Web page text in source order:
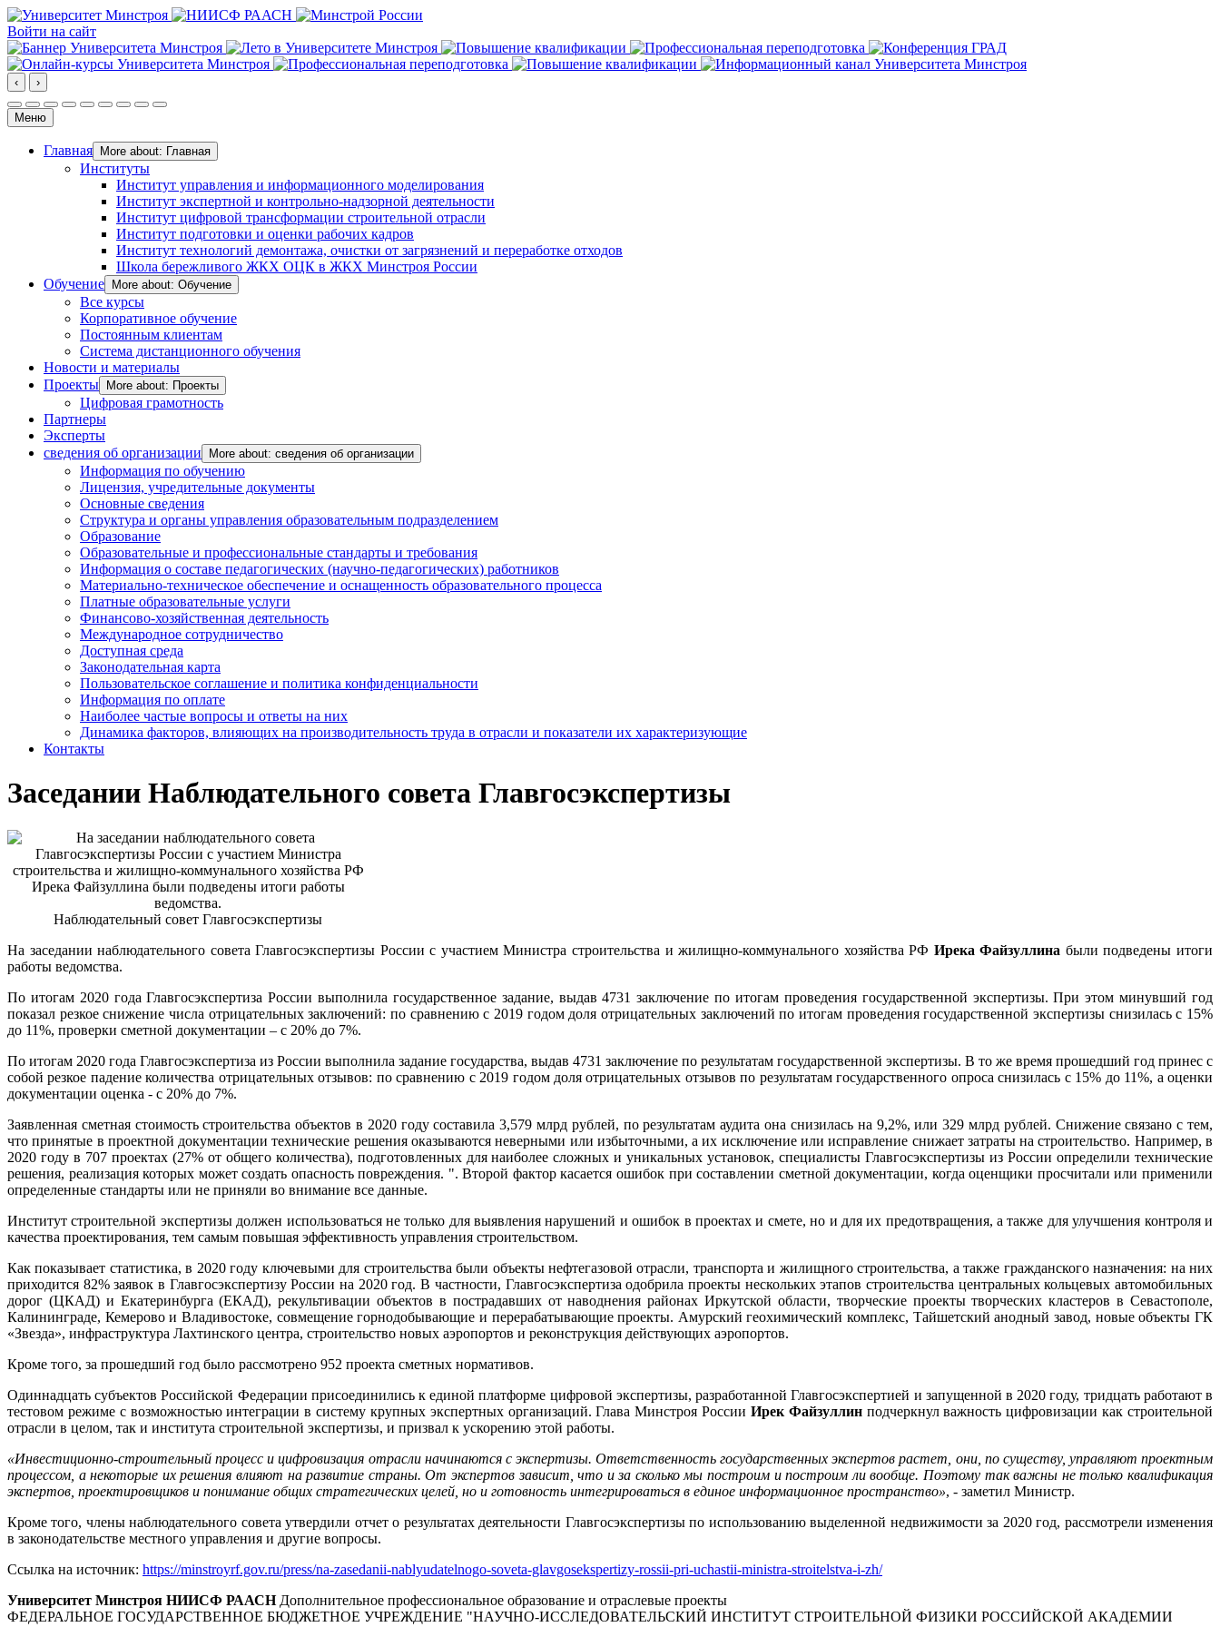
Войти на сайт
‹ ›
Меню
Главная More about: Главная
Институты
Институт управления и информационного моделирования
Институт экспертной и контрольно-надзорной деятельности
Институт цифровой трансформации строительной отрасли
Институт подготовки и оценки рабочих кадров
Институт технологий демонтажа, очистки от загрязнений и переработке отходов
Школа бережливого ЖКХ ОЦК в ЖКХ Минстроя России
Обучение
More about: Обучение
Все курсы
Корпоративное обучение
Постоянным клиентам
Система дистанционного обучения
Новости и материалы
Проекты
More about: Проекты
Цифровая грамотность
Партнеры
Эксперты
сведения об организации
More about: сведения об организации
Информация по обучению
Лицензия, учредительные документы
Основные сведения
Структура и органы управления образовательным подразделением
Образование
Образовательные и профессиональные стандарты и требования
Информация о составе педагогических (научно-педагогических) работников
Материально-техническое обеспечение и оснащенность образовательного процесса
Платные образовательные услуги
Финансово-хозяйственная деятельность
Международное сотрудничество
Доступная среда
Законодательная карта
Пользовательское соглашение и политика конфиденциальности
Информация по оплате
Наиболее частые вопросы и ответы на них
Динамика факторов, влияющих на производительность труда в отрасли и показатели их характеризующие
Контакты
Заседании Наблюдательного совета Главгосэкспертизы
Наблюдательный совет Главгосэкспертизы
На заседании наблюдательного совета Главгосэкспертизы России с участием Министра строительства и жилищно-коммунального хозяйства РФ Ирека Файзуллина были подведены итоги
работы ведомства.
По итогам 2020 года Главгосэкспертиза России выполнила государственное задание, выдав 4731 заключение по итогам проведения государственной экспертизы. При этом минувший год
показал резкое снижение числа отрицательных заключений: по сравнению с 2019 годом доля отрицательных заключений по итогам проведения государственной экспертизы снизилась с 15%
до 11%, проверки сметной документации – с 20% до 7%.
По итогам 2020 года Главгосэкспертиза из России выполнила задание государства, выдав 4731 заключение по результатам государственной экспертизы. В то же время прошедший год принес с
собой резкое падение количества отрицательных отзывов: по сравнению с 2019 годом доля отрицательных отзывов по результатам государственного опроса снизилась с 15% до 11%, а оценки
документации оценка - с 20% до 7%.
Заявленная сметная стоимость строительства объектов в 2020 году составила 3,579 млрд рублей, по результатам аудита она снизилась на 9,2%, или 329 млрд рублей. Снижение связано с тем,
что принятые в проектной документации технические решения оказываются неверными или избыточными, а их исключение или исправление снижает затраты на строительство. Например, в
2020 году в 707 проектах (27% от общего количества), подготовленных для наиболее сложных и уникальных установок, специалисты Главгосэкспертизы из России определили технические
решения, реализация которых может создать опасность повреждения. ". Второй фактор касается ошибок при составлении сметной документации, когда оценщики просчитали или применили
определенные стандарты или не приняли во внимание все данные.
Институт строительной экспертизы должен использоваться не только для выявления нарушений и ошибок в проектах и смете, но и для их предотвращения, а также для улучшения контроля и
качества проектирования, тем самым повышая эффективность управления строительством.
Как показывает статистика, в 2020 году ключевыми для строительства были объекты нефтегазовой отрасли, транспорта и жилищного строительства, а также гражданского назначения: на них
приходится 82% заявок в Главгосэкспертизу России на 2020 год. В частности, Главгосэкспертиза одобрила проекты нескольких этапов строительства центральных кольцевых автомобильных
дорог (ЦКАД) и Екатеринбурга (ЕКАД), рекультивации объектов в пострадавших от наводнения районах Иркутской области, творческие проекты творческих кластеров в Севастополе,
Калининграде, Кемерово и Владивостоке, совмещение горнодобывающие и перерабатывающие проекты. Амурский геохимический комплекс, Тайшетский анодный завод, новые объекты ГК
«Звезда», инфраструктура Лахтинского центра, строительство новых аэропортов и реконструкция действующих аэропортов.
Кроме того, за прошедший год было рассмотрено 952 проекта сметных нормативов.
Одиннадцать субъектов Российской Федерации присоединились к единой платформе цифровой экспертизы, разработанной Главгосэкспертией и запущенной в 2020 году, тридцать работают в
тестовом режиме с возможностью интеграции в систему крупных экспертных организаций. Глава Минстроя России Ирек Файзуллинподчеркнул важность цифровизации как строительной
отрасли в целом, так и института строительной экспертизы, и призвал к ускорению этой работы.
«Инвестиционно-строительный процесс и цифровизация отрасли начинаются с экспертизы. Ответственность государственных экспертов растет, они, по существу, управляют проектным
процессом, а некоторые их решения влияют на развитие страны. От экспертов зависит, что и за сколько мы построим и построим ли вообще. Поэтому так важны не только квалификация
экспертов, проектировщиков и понимание общих стратегических целей, но и готовность интегрироваться в единое информационное пространство», - заметил Министр.
Кроме того, члены наблюдательного совета утвердили отчет о результатах деятельности Главгосэкспертизы по использованию выделенной недвижимости за 2020 год, рассмотрели изменения
в законодательстве местного управления и другие вопросы.
Ссылка на источник: https://minstroyrf.gov.ru/press/na-zasedanii-nablyudatelnogo-soveta-glavgosekspertizy-rossii-pri-uchastii-ministra-stroitelstva-i-zh/
Университет Минстроя НИИСФ РААСН Дополнительное профессиональное образование и отраслевые проекты
ФЕДЕРАЛЬНОЕ ГОСУДАРСТВЕННОЕ БЮДЖЕТНОЕ УЧРЕЖДЕНИЕ "НАУЧНО-ИССЛЕДОВАТЕЛЬСКИЙ ИНСТИТУТ СТРОИТЕЛЬНОЙ ФИЗИКИ РОССИЙСКОЙ АКАДЕМИИ